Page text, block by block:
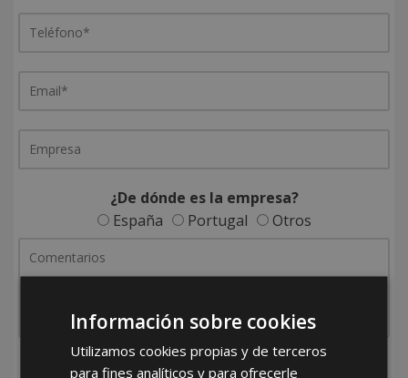
¿De dónde es la empresa?
España
Portugal Otros
He leído y acepto laPolítica de Privacidad
Información sobre cookies
Utilizamos cookies propias y de terceros
para fines analíticos y para ofrecerle